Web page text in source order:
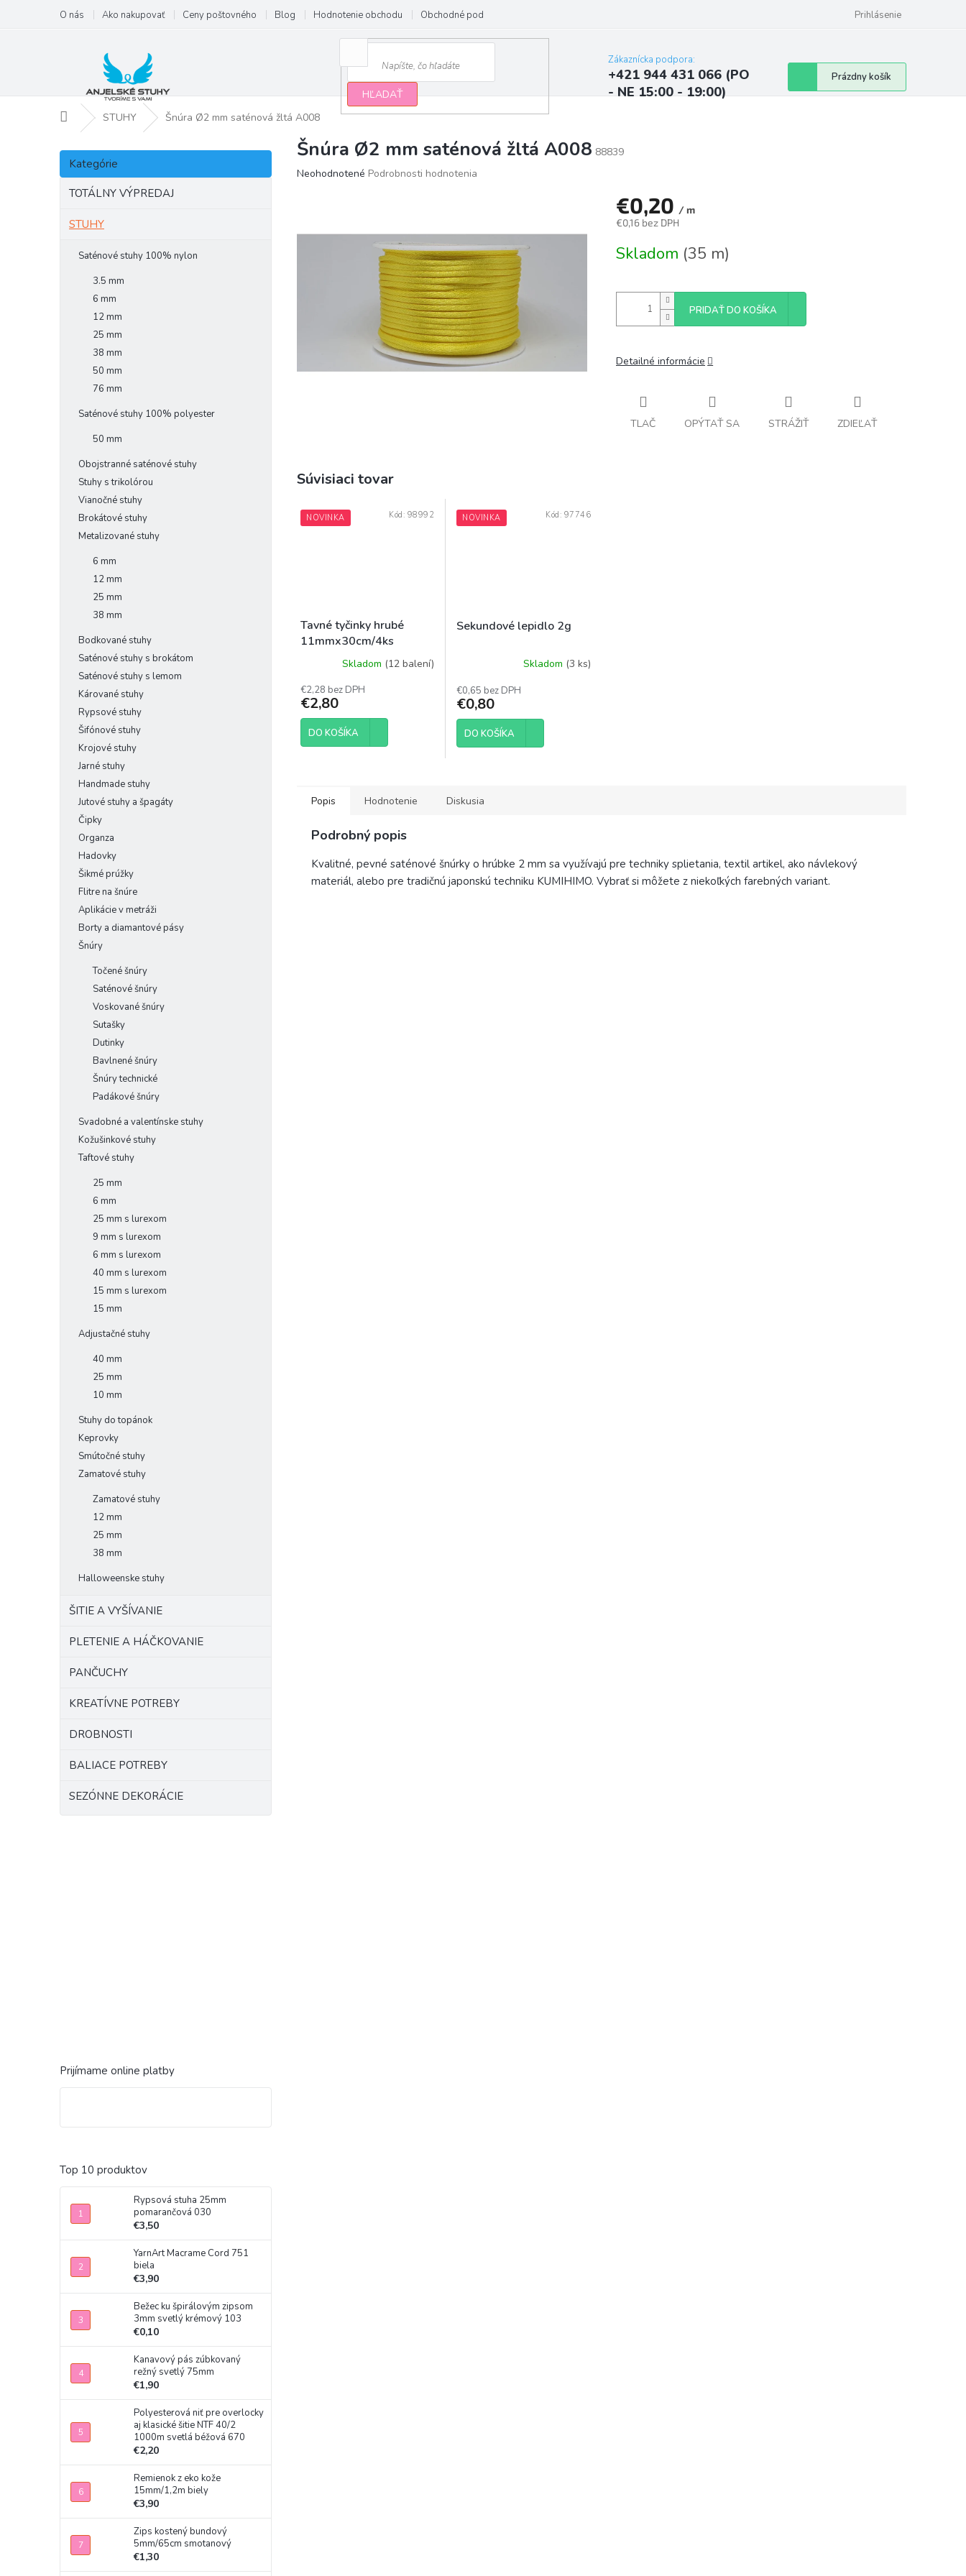
obsah
O nás Ako nakupovať Ceny poštovného Blog Hodnotenie obchodu Obchodné podmienky Najčastejšie otázky a odpovede
Prihlásenie
HĽADAŤ
Zákaznícka podpora:
+421 944 431 066 (PO
- NE 15:00 - 19:00)
Nákupný
košík
Prázdny košík
DomovSTUHY Šnúra Ø2 mm saténová žltá A008
B
č
Preskočiť
kategórie
Kategórie
TOTÁLNY VÝPREDAJ
STUHY
Saténové stuhy 100% nylon
3.5 mm
6 mm
12 mm
25 mm
38 mm
50 mm
76 mm
Saténové stuhy 100% polyester
50 mm
Obojstranné saténové stuhy
Stuhy s trikolórou
Vianočné stuhy
Brokátové stuhy
Metalizované stuhy
6 mm
12 mm
25 mm
38 mm
Bodkované stuhy
Saténové stuhy s brokátom
Saténové stuhy s lemom
Kárované stuhy
Rypsové stuhy
Šifónové stuhy
Krojové stuhy
Jarné stuhy
Handmade stuhy
Jutové stuhy a špagáty
Čipky
Organza
Hadovky
Šikmé prúžky
Flitre na šnúre
Aplikácie v metráži
Borty a diamantové pásy
Šnúry
Točené šnúry
Saténové šnúry
Voskované šnúry
Sutašky
Dutinky
Bavlnené šnúry
Šnúry technické
Padákové šnúry
Svadobné a valentínske stuhy
Kožušinkové stuhy
Taftové stuhy
25 mm
6 mm
25 mm s lurexom
9 mm s lurexom
6 mm s lurexom
40 mm s lurexom
15 mm s lurexom
15 mm
Adjustačné stuhy
40 mm
25 mm
10 mm
Stuhy do topánok
Keprovky
Smútočné stuhy
Zamatové stuhy
Zamatové stuhy
12 mm
25 mm
38 mm
Halloweenske stuhy
ŠITIE A VYŠÍVANIE
PLETENIE A HÁČKOVANIE
PANČUCHY
KREATÍVNE POTREBY
DROBNOSTI
BALIACE POTREBY
SEZÓNNE DEKORÁCIE
Prijímame online platby
Top 10 produktov
Rypsová stuha 25mm
pomarančová 030
€3,50
YarnArt Macrame Cord 751
biela
€3,90
Bežec ku špirálovým zipsom
3mm svetlý krémový 103
€0,10
Kanavový pás zúbkovaný
režný svetlý 75mm
€1,90
Polyesterová niť pre overlocky
aj klasické šitie NTF 40/2
1000m svetlá béžová 670
€2,20
Remienok z eko kože
15mm/1,2m biely
€3,90
Zips kostený bundový
5mm/65cm smotanový
€1,30
Šnúra Ø2 mm saténová žltá A008 88839
Priemerné
Neohodnotené Podrobnosti hodnotenia
€0,20 / m
€0,16 bez DPH
cena:
Skladom (35 m)
PRIDAŤ DO KOŠÍKA
Detailné informácie
TLAČ OPÝTAŤ SA STRÁŽIŤ ZDIEĽAŤ
Súvisiaci tovar
NOVINKA
Tavné tyčinky hrubé
11mmx30cm/4ks
Skladom (12 balení)
€2,28 bez DPH
€2,80
DO KOŠÍKA
Kód: 98992 NOVINKA
Sekundové lepidlo 2g
Skladom (3 ks)
€0,65 bez DPH
€0,80
DO KOŠÍKA
Kód: 97746
Popis Hodnotenie Diskusia
Podrobný popis
Kvalitné, pevné saténové šnúrky o hrúbke 2 mm sa využívajú pre techniky splietania, textil artikel, ako návlekový
materiál, alebo pre tradičnú japonskú techniku KUMIHIMO. Vybrať si môžete z niekoľkých farebných variant.